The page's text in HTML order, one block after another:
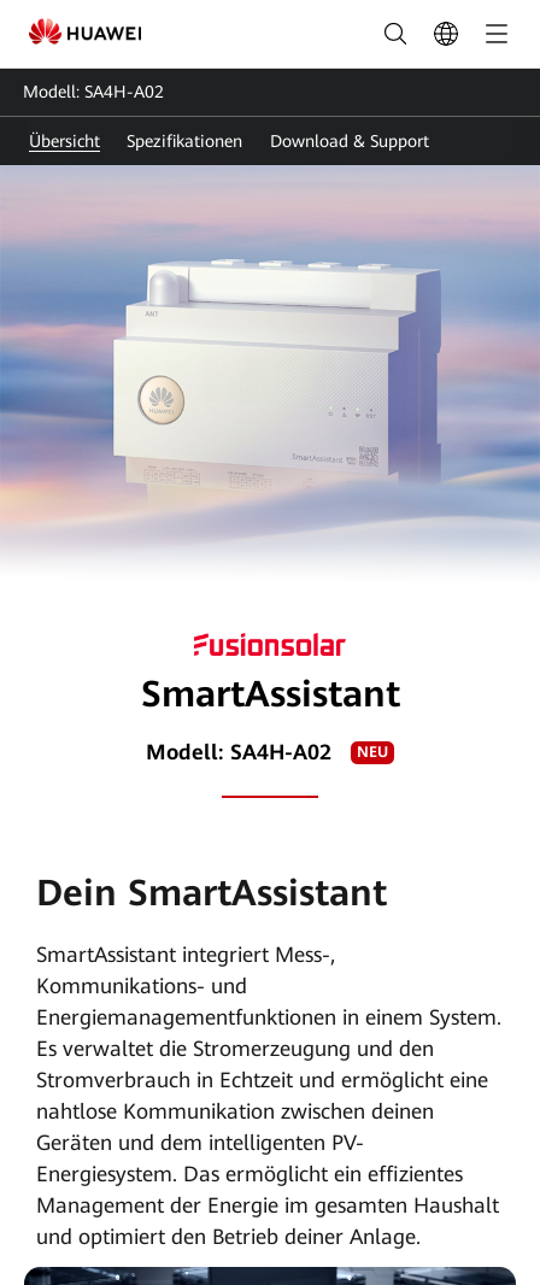
SA4H-
A02
|
Huawei
Modell: SA4H-A02
Übersicht Spezifikationen Download & Support
SmartAssistant
Modell: SA4H-A02 NEU
Dein SmartAssistant
SmartAssistant integriert Mess-,
Kommunikations- und
Energiemanagementfunktionen in einem System.
Es verwaltet die Stromerzeugung und den
Stromverbrauch in Echtzeit und ermöglicht eine
nahtlose Kommunikation zwischen deinen
Geräten und dem intelligenten PV-
Energiesystem. Das ermöglicht ein effizientes
Management der Energie im gesamten Haushalt
und optimiert den Betrieb deiner Anlage.